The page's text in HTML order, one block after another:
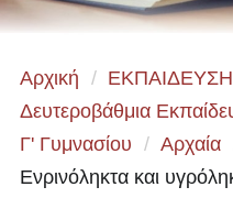
Αρχική / ΕΚΠΑΙΔΕΥΣΗ
Δευτεροβάθμια
Γ' Γυμνασίου / Αρχαία
Ενρινόληκτα και